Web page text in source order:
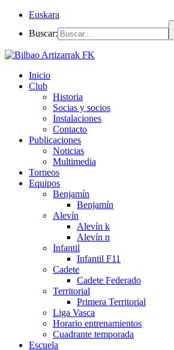
Euskara
Buscar:
Inicio
Club
Historia
Socias y socios
Instalaciones
Contacto
Publicaciones
Noticias
Multimedia
Torneos
Equipos
Benjamín
Benjamín
Alevín
Alevín k
Alevín n
Infantil
Infantil F11
Cadete
Cadete Federado
Territorial
Primera Territorial
Liga Vasca
Horario entrenamientos
Cuadrante temporada
Escuela